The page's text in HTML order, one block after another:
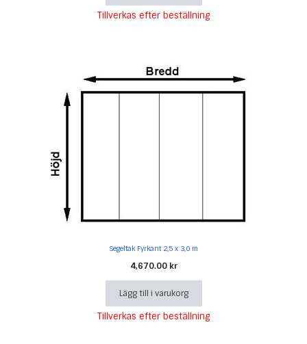
Tillverkas efter beställning
Segeltak Fyrkant 2,5 x 3,0 m
4,670.00 kr
Lägg till i varukorg
Tillverkas efter beställning